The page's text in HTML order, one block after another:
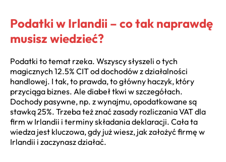
Podatki w Irlandii – co tak naprawdę
musisz wiedzieć?
Podatki to temat rzeka. Wszyscy słyszeli o tych
magicznych 12.5% CIT od dochodów z działalności
handlowej. I tak, to prawda, to główny haczyk, który
przyciąga biznes. Ale diabeł tkwi w szczegółach.
Dochody pasywne, np. z wynajmu, opodatkowane są
stawką 25%. Trzeba też znać zasady rozliczania VAT dla
firm w Irlandii i terminy składania deklaracji. Cała ta
wiedza jest kluczowa, gdy już wiesz, jak założyć firmę w
Irlandii i zaczynasz działać.